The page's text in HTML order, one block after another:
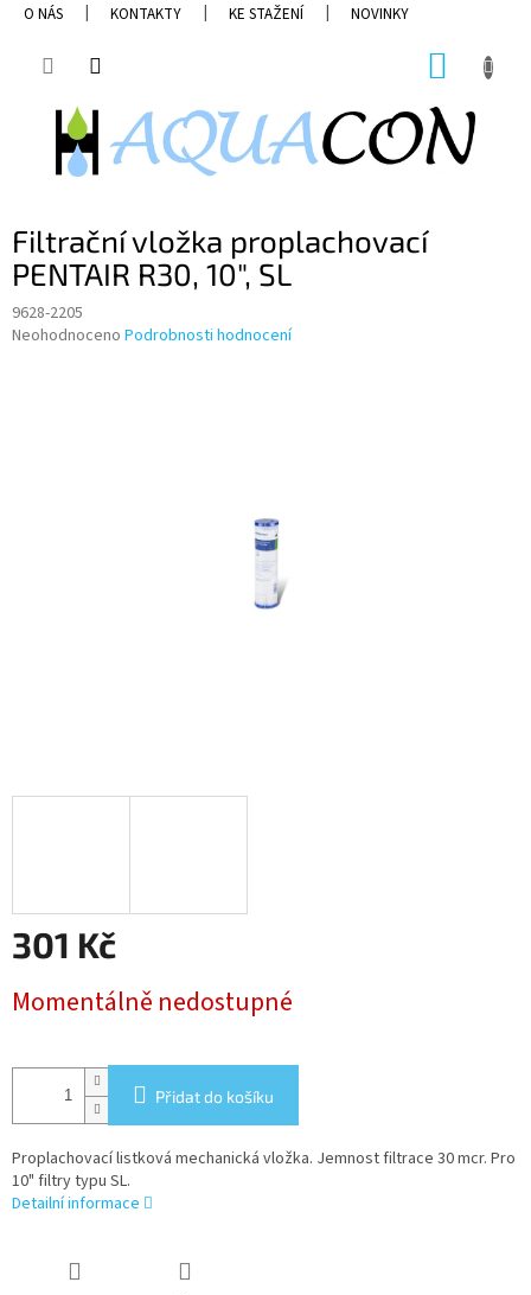
PřejítO NÁS KONTAKTY KE STAŽENÍ NOVINKY
Filtrační vložka proplachovací
PENTAIR R30, 10", SL
9628-2205
Průměrné
Neohodnoceno Podrobnosti hodnocení
301 Kč
cena:
Momentálně nedostupné
Přidat do košíku
Proplachovací listková mechanická vložka. Jemnost filtrace 30 mcr. Pro
10" filtry typu SL.
Detailní informace